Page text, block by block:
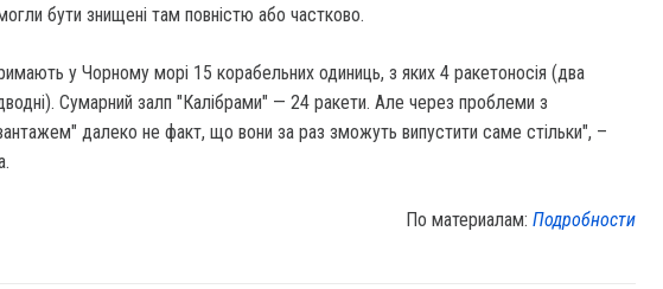
бути знищені там повністю або частково.
у Чорному морі 15 корабельних одиниць, з яких 4 ракетоносія (два
Сумарний залп "Калібрами" — 24 ракети. Але через проблеми з
далеко не факт, що вони за раз зможуть випустити саме стільки", –
По материалам:Подробности